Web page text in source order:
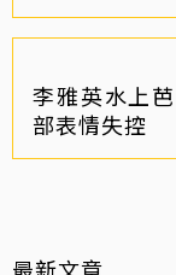
李雅英水上
部表情失控
最新文章